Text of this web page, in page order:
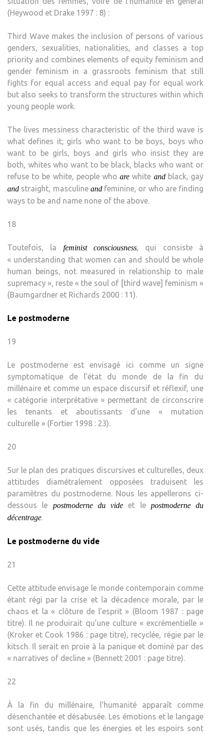
(Heywood et Drake 1997 : 8) :
Third Wave makes the inclusion of persons of various
genders, sexualities, nationalities, and classes a top
priority and combines elements of equity feminism and
gender feminism in a grassroots feminism that still
fights for equal access and equal pay for equal work
but also seeks to transform the structures within which
young people work.
The lives messiness characteristic of the third wave is
what defines it; girls who want to be boys, boys who
want to be girls, boys and girls who insist they are
both, whites who want to be black, blacks who want or
refuse to be white, people whoare white and black, gay
and straight, masculine and feminine, or who are finding
ways to be and name none of the above.
18
Toutefois, la feminist consciousness, qui consiste à
« understanding that women can and should be whole
human beings, not measured in relationship to male
supremacy », reste « the soul of [third wave] feminism »
(Baumgardner et Richards 2000 : 11).
Le postmoderne
19
Le postmoderne est envisagé ici comme un signe
symptomatique de l’état du monde de la fin du
millénaire et comme un espace discursif et réflexif, une
« catégorie interprétative » permettant de circonscrire
les tenants et aboutissants d’une « mutation
culturelle » (Fortier 1998 : 23).
20
Sur le plan des pratiques discursives et culturelles, deux
attitudes diamétralement opposées traduisent les
paramètres du postmoderne. Nous les appellerons ci-
dessous le postmoderne du videet le postmoderne du
décentrage.
Le postmoderne du vide
21
Cette attitude envisage le monde contemporain comme
étant régi par la crise et la décadence morale, par le
chaos et la « clôture de l’esprit » (Bloom 1987 : page
titre). Il ne produirait qu’une culture « excrémentielle »
(Kroker et Cook 1986 : page titre), recyclée, régie par le
kitsch. Il serait en proie à la panique et dominé par des
« narratives of decline » (Bennett 2001 : page titre).
22
À la fin du millénaire, l’humanité apparaît comme
désenchantée et désabusée. Les émotions et le langage
sont usés, tandis que les énergies et les espoirs sont